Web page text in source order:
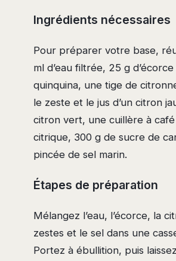
Ingrédients nécessaires
Pour préparer votre base,
ml d’eau filtrée, 25 g
quinquina, une tige de
le zeste et le jus d’un citron
citron vert, une cuillère à café
citrique, 300 g de sucre de
pincée de sel marin.
Étapes de préparation
Mélangez l’eau, l’écorce, la
zestes et le sel dans une
Portez à ébullition, puis